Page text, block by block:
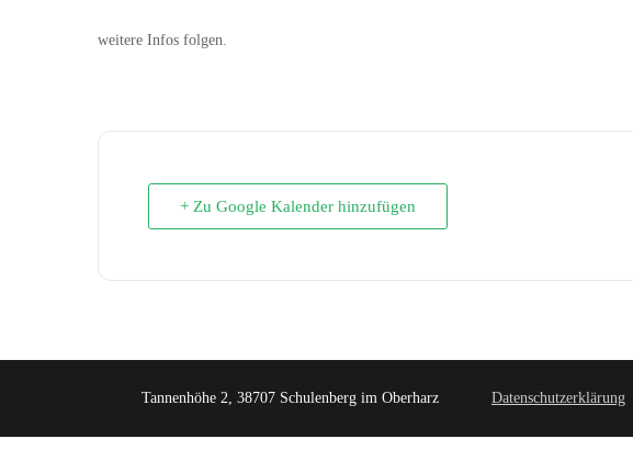
weitere Infos folgen.
+ Zu Google Kalender hinzufügen
Tannenhöhe 2, 38707 Schulenberg im Oberharz Datenschutzerklärung